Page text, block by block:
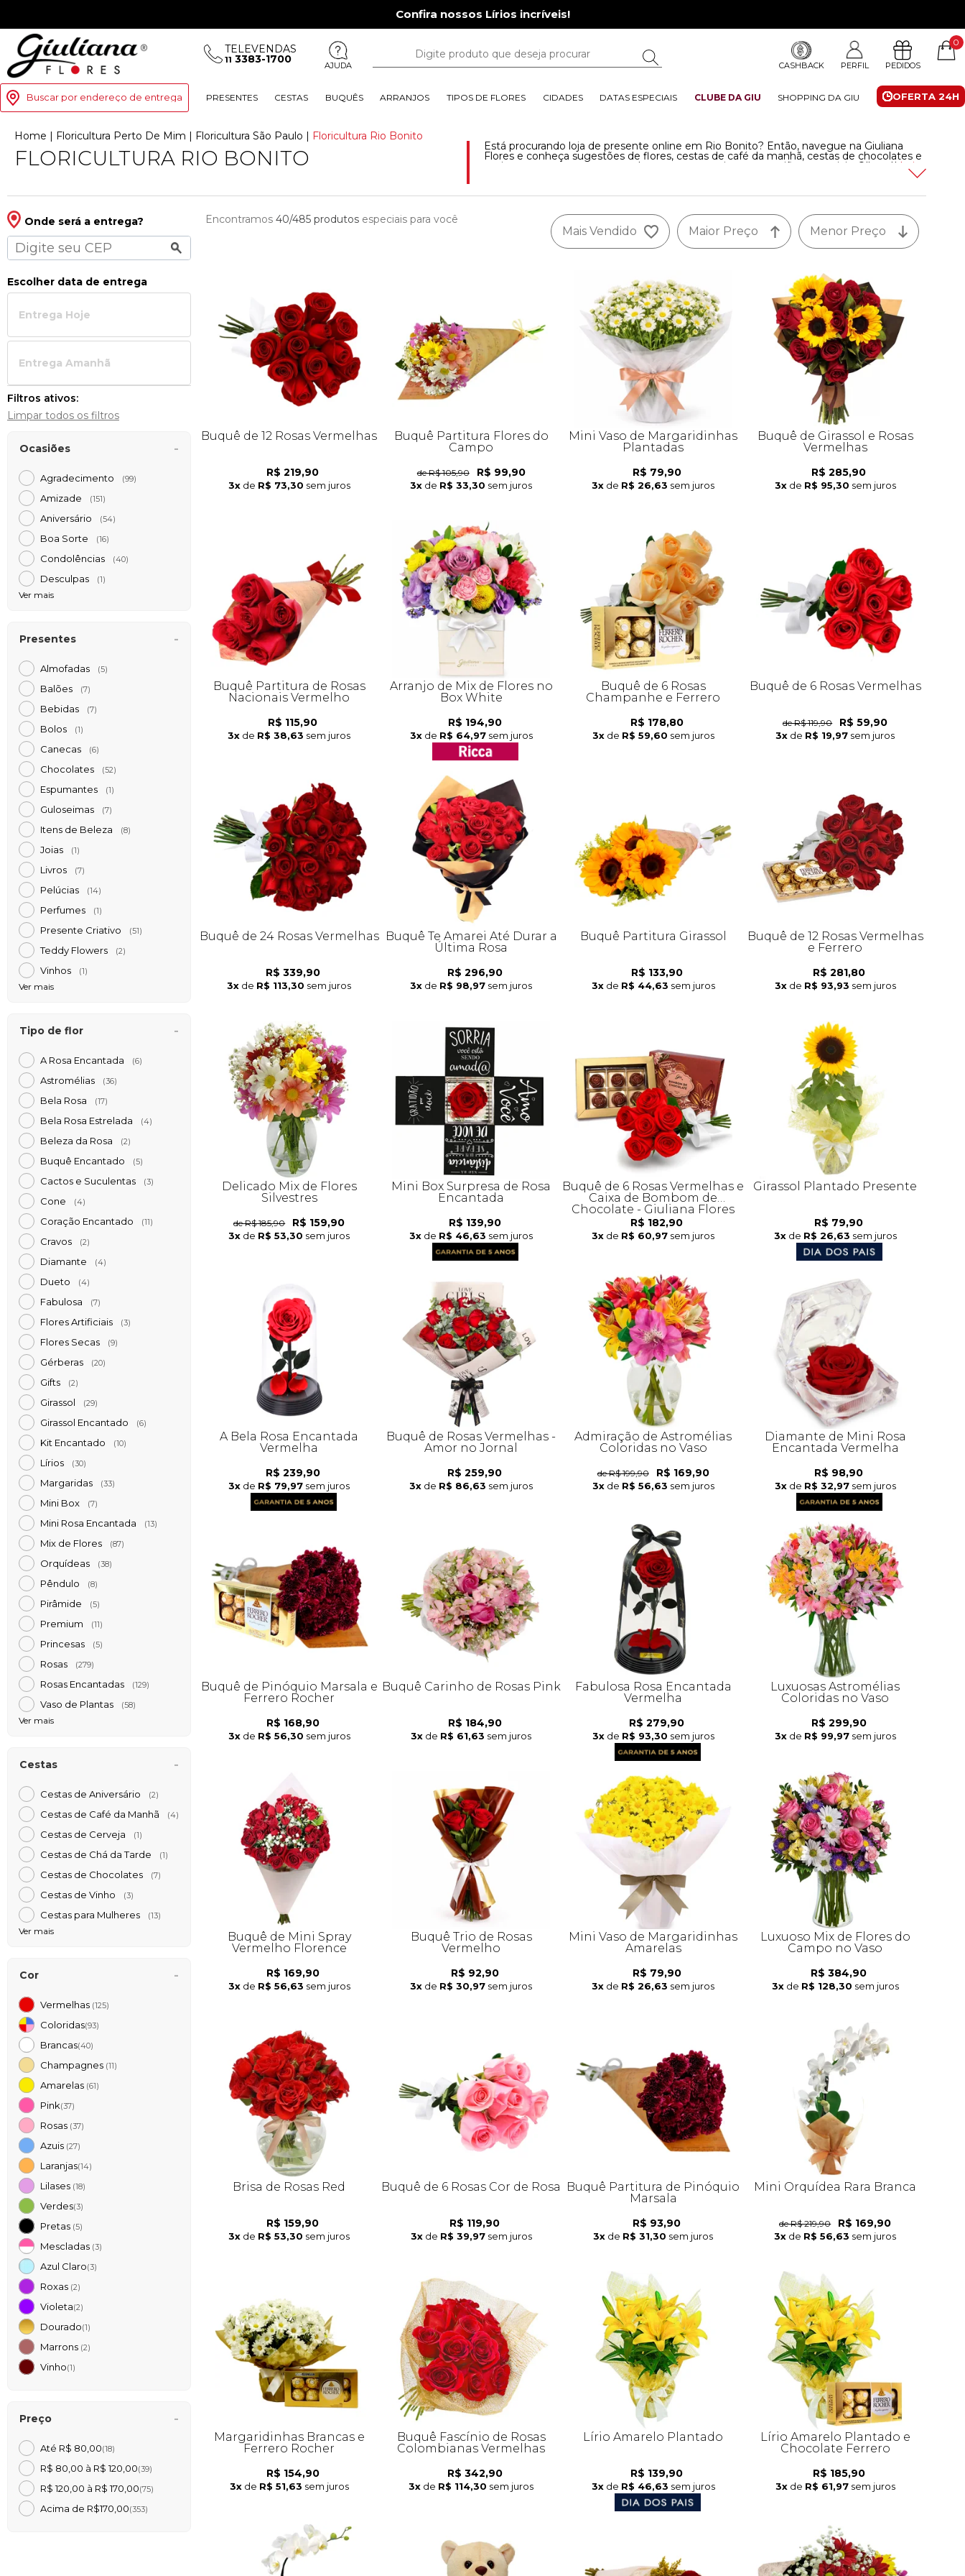
Confira nossos Lírios incríveis!
TELEVENDAS
11 3383-1700 AJUDA CASHBACK PERFIL PEDIDOS
0
Buscar por endereço de entrega OFERTA 24H
PRESENTES CESTAS BUQUÊS ARRANJOS TIPOS DE FLORES CIDADES DATAS ESPECIAIS CLUBE DA GIU SHOPPING DA GIU
Home | Floricultura Perto De Mim | Floricultura São Paulo | Floricultura Rio Bonito
FLORICULTURA RIO BONITO Está procurando loja de presente online em Rio Bonito? Então, navegue na Giuliana
Flores e conheça sugestões de flores, cestas de café da manhã, cestas de chocolates e
muitos outros presentes para datas comemorativas ou ocasiões especiais. Olha só! Leia
Onde será a entrega?
Escolher data de entrega
Entrega Hoje
Entrega Amanh
Filtros ativos:
Limpar todos os filtros
Ocasiões
Agradecimento (99)
Amizade (151)
Aniversário (54)
Boa Sorte (16)
Condolências (40)
Desculpas (1)
Ver mais
Presentes
Almofadas (5)
Balões (7)
Bebidas (7)
Bolos (1)
Canecas (6)
Chocolates (52)
Espumantes (1)
Guloseimas (7)
Itens de Beleza (8)
Joias (1)
Livros (7)
Pelúcias (14)
Perfumes (1)
Presente Criativo (51)
Teddy Flowers (2)
Vinhos (1)
Ver mais
Tipo de flor
A Rosa Encantada (6)
Astromélias (36)
Bela Rosa (17)
Bela Rosa Estrelada (4)
Beleza da Rosa (2)
Buquê Encantado (5)
Cactos e Suculentas (3)
Cone (4)
Coração Encantado (11)
Cravos (2)
Diamante (4)
Dueto (4)
Fabulosa (7)
Flores Artificiais (3)
Flores Secas (9)
Gérberas (20)
Gifts (2)
Girassol (29)
Girassol Encantado (6)
Kit Encantado (10)
Lírios (30)
Margaridas (33)
Mini Box (7)
Mini Rosa Encantada (13)
Mix de Flores (87)
Orquídeas (38)
Pêndulo (8)
Pirâmide (5)
Premium (11)
Princesas (5)
Rosas (279)
Rosas Encantadas (129)
Vaso de Plantas (58)
Ver mais
Cestas
Cestas de Aniversário (2)
Cestas de Café da Manh (4)
Cestas de Cerveja (1)
Cestas de Chá da Tarde (1)
Cestas de Chocolates (7)
Cestas de Vinho (3)
Cestas para Mulheres (13)
Ver mais
Cor
Vermelhas (125)
Coloridas(93)
Brancas(40)
Champagnes (11)
Amarelas (61)
Pink(37)
Rosas (37)
Azuis (27)
Laranjas(14)
Lilases (18)
Verdes(3)
Pretas (5)
Mescladas (3)
Azul Claro(3)
Roxas (2)
Violeta(2)
Dourado(1)
Marrons (2)
Vinho(1)
Preço
Até R$ 80,00(18)
R$ 80,00 à R$ 120,00(39)
R$ 120,00 à R$ 170,00(75)
Acima de R$170,00(353)
Menor Preço
Maior Preço
Mais Vendido
Encontramos 40/485 produtos especiais para você
Buquê de 12 Rosas Vermelhas
R$ 219,90
3x de R$ 73,30 sem juros
Buquê Partitura Flores do
Campo
de R$ 105,90 R$ 99,90
3x de R$ 33,30 sem juros
Mini Vaso de Margaridinhas
Plantadas
R$ 79,90
3x de R$ 26,63 sem juros
Buquê de Girassol e Rosas
Vermelhas
R$ 285,90
3x de R$ 95,30 sem juros
Buquê Partitura de Rosas
Nacionais Vermelho
R$ 115,90
3x de R$ 38,63 sem juros
Arranjo de Mix de Flores no
Box White
R$ 194,90
3x de R$ 64,97 sem juros
Buquê de 6 Rosas
Champanhe e Ferrero
R$ 178,80
3x de R$ 59,60 sem juros
Buquê de 6 Rosas Vermelhas
de R$ 119,90 R$ 59,90
3x de R$ 19,97 sem juros
Buquê de 24 Rosas Vermelhas
R$ 339,90
3x de R$ 113,30 sem juros
Buquê Te Amarei Até Durar a
Última Rosa
R$ 296,90
3x de R$ 98,97 sem juros
Buquê Partitura Girassol
R$ 133,90
3x de R$ 44,63 sem juros
Buquê de 12 Rosas Vermelhas
e Ferrero
R$ 281,80
3x de R$ 93,93 sem juros
Delicado Mix de Flores
Silvestres
de R$ 185,90 R$ 159,90
3x de R$ 53,30 sem juros
Mini Box Surpresa de Rosa
Encantada
R$ 139,90
3x de R$ 46,63 sem juros
Buquê de 6 Rosas Vermelhas e
Caixa de Bombom de
Chocolate - Giuliana Flores
R$ 182,90
3x de R$ 60,97 sem juros
Girassol Plantado Presente
R$ 79,90
3x de R$ 26,63 sem juros
A Bela Rosa Encantada
Vermelha
R$ 239,90
3x de R$ 79,97 sem juros
Buquê de Rosas Vermelhas -
Amor no Jornal
R$ 259,90
3x de R$ 86,63 sem juros
Admiração de Astromélias
Coloridas no Vaso
de R$ 199,90 R$ 169,90
3x de R$ 56,63 sem juros
Diamante de Mini Rosa
Encantada Vermelha
R$ 98,90
3x de R$ 32,97 sem juros
Buquê de Pinóquio Marsala e
Ferrero Rocher
R$ 168,90
3x de R$ 56,30 sem juros
Buquê Carinho de Rosas Pink
R$ 184,90
3x de R$ 61,63 sem juros
Fabulosa Rosa Encantada
Vermelha
R$ 279,90
3x de R$ 93,30 sem juros
Luxuosas Astromélias
Coloridas no Vaso
R$ 299,90
3x de R$ 99,97 sem juros
Buquê de Mini Spray
Vermelho Florence
R$ 169,90
3x de R$ 56,63 sem juros
Buquê Trio de Rosas
Vermelho
R$ 92,90
3x de R$ 30,97 sem juros
Mini Vaso de Margaridinhas
Amarelas
R$ 79,90
3x de R$ 26,63 sem juros
Luxuoso Mix de Flores do
Campo no Vaso
R$ 384,90
3x de R$ 128,30 sem juros
Brisa de Rosas Red
R$ 159,90
3x de R$ 53,30 sem juros
Buquê de 6 Rosas Cor de Rosa
R$ 119,90
3x de R$ 39,97 sem juros
Buquê Partitura de Pinóquio
Marsala
R$ 93,90
3x de R$ 31,30 sem juros
Mini Orquídea Rara Branca
de R$ 219,90 R$ 169,90
3x de R$ 56,63 sem juros
Margaridinhas Brancas e
Ferrero Rocher
R$ 154,90
3x de R$ 51,63 sem juros
Buquê Fascínio de Rosas
Colombianas Vermelhas
R$ 342,90
3x de R$ 114,30 sem juros
Lírio Amarelo Plantado
R$ 139,90
3x de R$ 46,63 sem juros
Lírio Amarelo Plantado e
Chocolate Ferrero
R$ 185,90
3x de R$ 61,97 sem juros